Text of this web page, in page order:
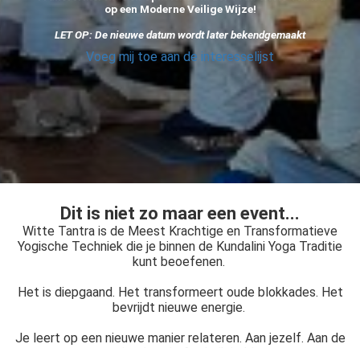
op een Moderne Veilige Wijze!
LET OP: De nieuwe datum wordt later bekendgemaakt
Voeg mij toe aan de interesselijst
Dit is niet zo maar een event...
Witte Tantra is de Meest Krachtige en Transformatieve
Yogische Techniek die je binnen de Kundalini Yoga Traditie
kunt beoefenen.
Het is diepgaand. Het transformeert oude blokkades. Het
bevrijdt nieuwe energie.
Je leert op een nieuwe manier relateren. Aan jezelf. Aan de